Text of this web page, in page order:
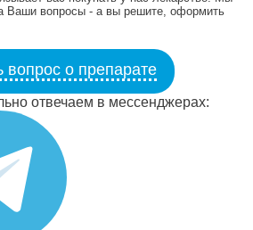
Ваши вопросы - а вы решите, оформить
вопрос о препарате
отвечаем в мессенджерах: